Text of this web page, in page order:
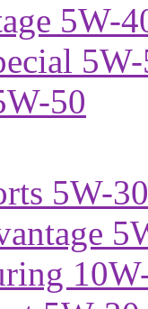
5W-
50
5W-30